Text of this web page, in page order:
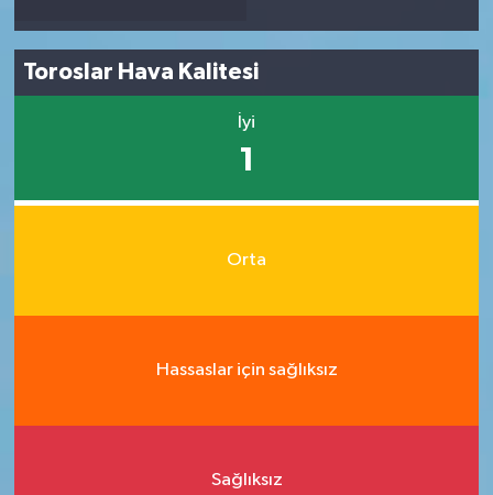
Toroslar Hava Kalitesi
İyi
1
Orta
Hassaslar için sağlıksız
Sağlıksız